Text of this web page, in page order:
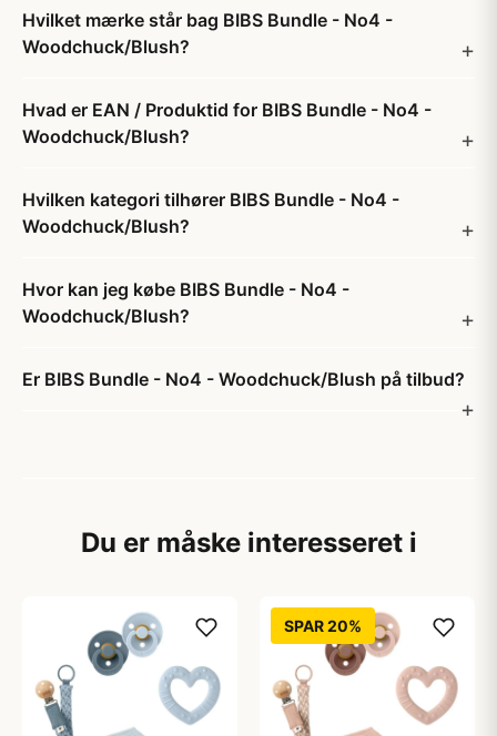
Hvilket mærke står bag BIBS Bundle - No4 -
Woodchuck/Blush?
Hvad er EAN / Produktid for BIBS Bundle - No4 -
Woodchuck/Blush?
Hvilken kategori tilhører BIBS Bundle - No4 -
Woodchuck/Blush?
Hvor kan jeg købe BIBS Bundle - No4 -
Woodchuck/Blush?
Er BIBS Bundle - No4 - Woodchuck/Blush på tilbud?
Du er måske interesseret i
SPAR 20%